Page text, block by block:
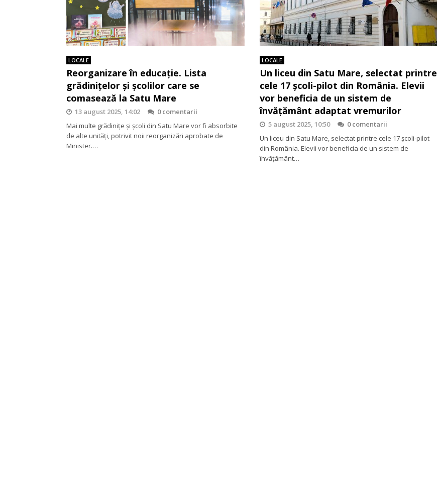
LOCALE
Reorganizare în educație. Lista
grădinițelor și școlilor care se
comasează la Satu Mare
13 august 2025, 14:02
0 comentarii
Mai multe grădinițe și școli din Satu Mare vor fi absorbite
de alte unități, potrivit noii reorganizări aprobate de
Minister.…
LOCALE
Un liceu din Satu Mare, selectat printre
cele 17 școli-pilot din România. Elevii
vor beneficia de un sistem de
învățământ adaptat vremurilor
5 august 2025, 10:50
0 comentarii
Un liceu din Satu Mare, selectat printre cele 17 școli-pilot
din România. Elevii vor beneficia de un sistem de
învățământ…